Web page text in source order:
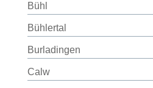
Bühl
Bühlertal
Burladingen
Calw